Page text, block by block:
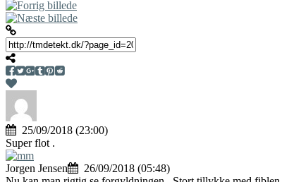
25/09/2018 (23:00)
Super flot .
Jorgen Jensen
26/09/2018 (05:48)